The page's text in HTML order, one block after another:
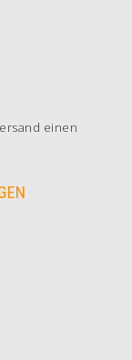
einen